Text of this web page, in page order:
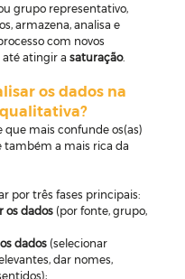
grupo representativo,
armazena, analisa e
com novos
atingir a saturação.
os dados na
que mais confunde os(as)
também a mais rica da
por três fases principais:
os dados (por fonte, grupo,
dados (selecionar
dar nomes,